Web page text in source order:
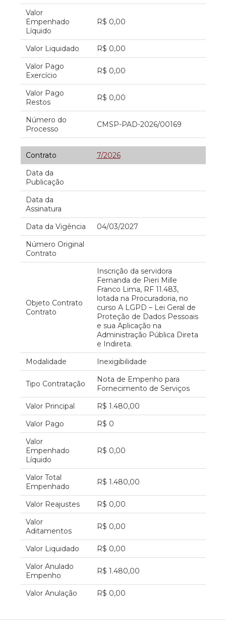
Valor
Empenhado
Líquido
R$ 0,00
Valor Liquidado
R$ 0,00
Valor Pago
Exercício
R$ 0,00
Valor Pago
Restos
R$ 0,00
Número do
Processo
CMSP-PAD-2026/00169
Contrato
7/2026
Data da
Publicação
Data da
Assinatura
Data da Vigência
04/03/2027
Número Original
Contrato
Objeto Contrato
Contrato
Inscrição da servidora
Fernanda de Pieri Mille
Franco Lima, RF 11.483,
lotada na Procuradoria, no
curso A LGPD – Lei Geral de
Proteção de Dados Pessoais
e sua Aplicação na
Administração Pública Direta
e Indireta.
Modalidade
Inexigibilidade
Tipo Contratação
Nota de Empenho para
Fornecimento de Serviços
Valor Principal
R$ 1.480,00
Valor Pago
R$ 0
Valor
Empenhado
Líquido
R$ 0,00
Valor Total
Empenhado
R$ 1.480,00
Valor Reajustes
R$ 0,00
Valor
Aditamentos
R$ 0,00
Valor Liquidado
R$ 0,00
Valor Anulado
Empenho
R$ 1.480,00
Valor Anulação R$ 0,00